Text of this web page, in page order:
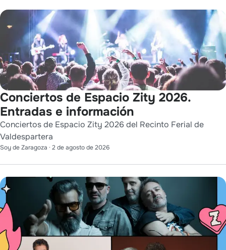
Conciertos de Espacio Zity 2026.
Entradas e información
Conciertos de Espacio Zity 2026 del Recinto Ferial de
Valdespartera
Soy de Zaragoza · 2 de agosto de 2026